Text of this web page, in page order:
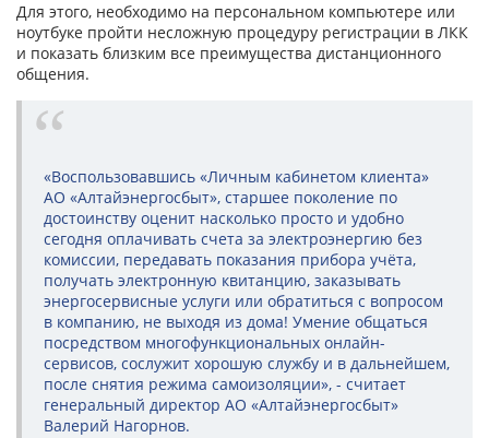
Для этого, необходимо на персональном компьютере или
ноутбуке пройти несложную процедуру регистрации в ЛКК
и показать близким все преимущества дистанционного
общения.
«Воспользовавшись «Личным кабинетом клиента»
АО «Алтайэнергосбыт», старшее поколение по
достоинству оценит насколько просто и удобно
сегодня оплачивать счета за электроэнергию без
комиссии, передавать показания прибора учёта,
получать электронную квитанцию, заказывать
энергосервисные услуги или обратиться с вопросом
в компанию, не выходя из дома! Умение общаться
посредством многофункциональных онлайн-
сервисов, сослужит хорошую службу и в дальнейшем,
после снятия режима самоизоляции», - считает
генеральный директор АО «Алтайэнергосбыт»
Валерий Нагорнов.